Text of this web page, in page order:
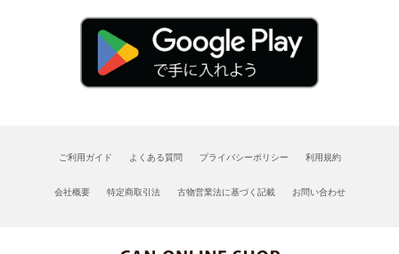
ご利用ガイド よくある質問 プライバシーポリシー 利用規約
会社概要 特定商取引法 古物営業法に基づく記載 お問い合わせ